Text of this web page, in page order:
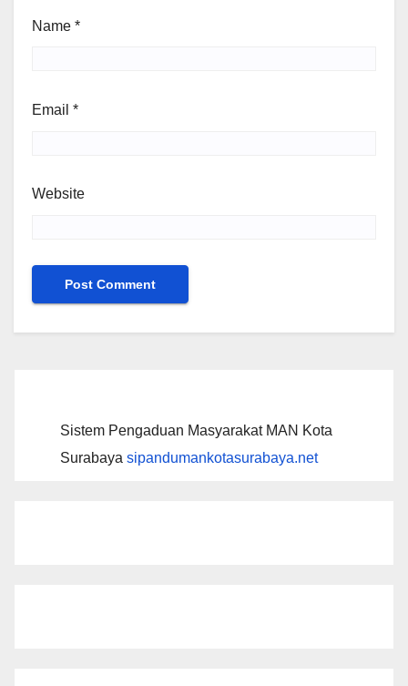
Name *
Email *
Website
Sistem Pengaduan Masyarakat MAN Kota
Surabayasipandumankotasurabaya.net